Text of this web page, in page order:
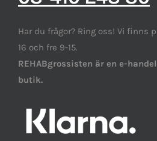
Har du frågor? Ring oss! Vi finns
16 och fre 9-15.
REHABgrossisten är en e-
butik.